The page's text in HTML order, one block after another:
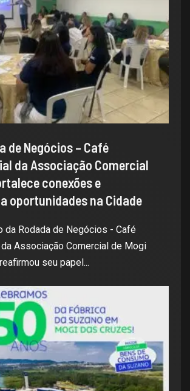
de Negócios – Café
da Associação Comercial
conexões e
oportunidades na Cidade
da Rodada de Negócios - Café
da Associação Comercial de Mogi
seu papel...